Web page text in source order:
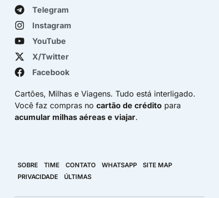
Telegram
Instagram
YouTube
X/Twitter
Facebook
Cartões, Milhas e Viagens. Tudo está interligado.
Você faz compras no cartão de crédito para
acumular milhas aéreas e viajar.
SOBRE TIME CONTATO WHATSAPP
SITE MAP
PRIVACIDADE
ÚLTIMAS